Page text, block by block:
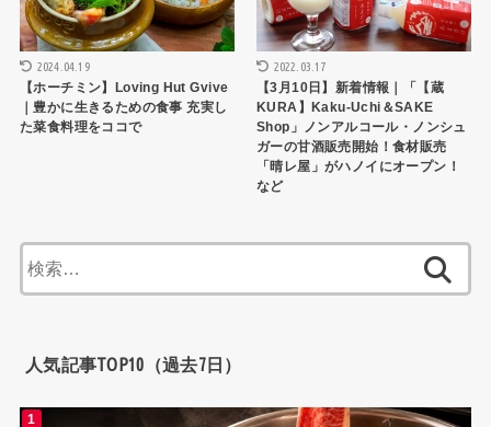
2024.04.19
【ホーチミン】Loving Hut Gvive
｜豊かに生きるための食事 充実し
た菜食料理をココで
2022.03.17
【3月10日】新着情報｜「【蔵
KURA】Kaku-Uchi＆SAKE
Shop」ノンアルコール・ノンシュ
ガーの甘酒販売開始！食材販売
「晴レ屋」がハノイにオープン！
など
索:
人気記事TOP10（過去7日）